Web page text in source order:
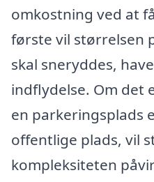
omkostning ved at
første vil størrelsen
skal sneryddes,
indflydelse. Om det
en parkeringsplads
offentlige plads, vil
kompleksiteten